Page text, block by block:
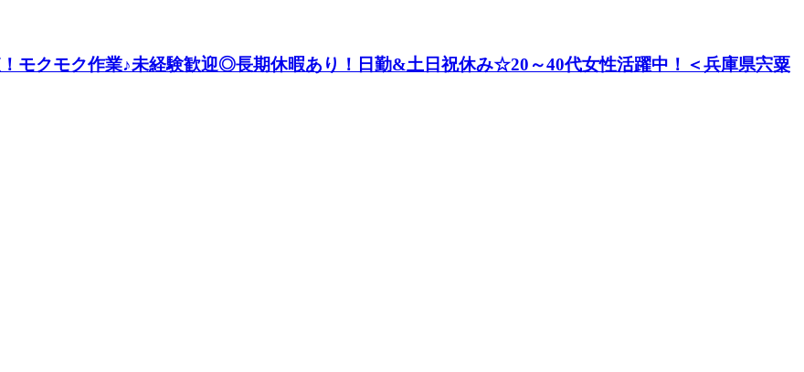
モクモク作業♪未経験歓迎◎長期休暇あり！日勤&土日祝休み☆20～40代女性活躍中！＜兵庫県宍粟